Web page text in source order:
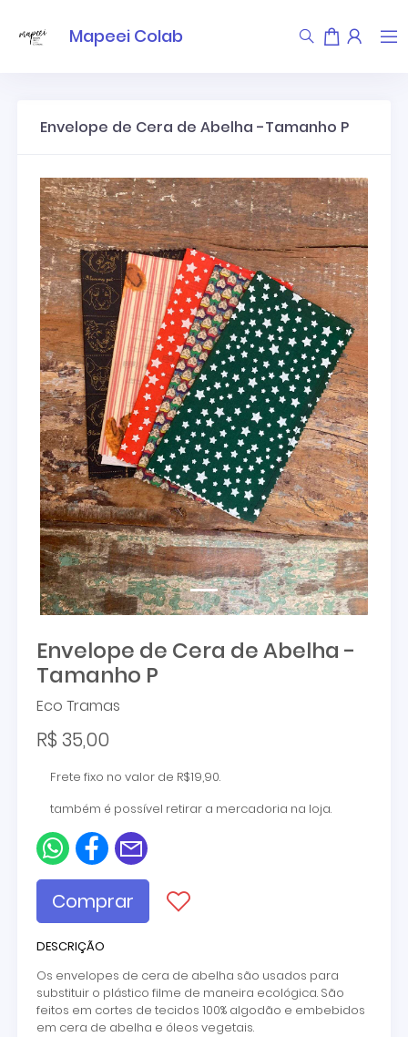
Mapeei Colab
Envelope de Cera de Abelha -Tamanho P
Envelope de Cera de Abelha -
Tamanho P
Eco Tramas
R$ 35,00
Frete fixo no valor de R$19,90.
também é possível retirar a mercadoria na loja.
Comprar
DESCRIÇÃO
Os envelopes de cera de abelha são usados para
substituir o plástico filme de maneira ecológica. São
feitos em cortes de tecidos 100% algodão e embebidos
em cera de abelha e óleos vegetais.